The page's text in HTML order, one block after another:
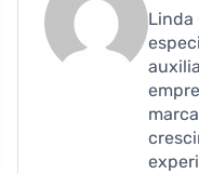
Linda